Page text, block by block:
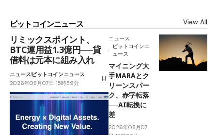
ビットコインニュース View All
リミックスポイント、
BTC運用益1.3億円──貸
借料は元本に組み入れ
ニュースビットコインニュース
2026年08月07日 15時59分
ニュース
ビットコインニ
ュース
マイニング大
手MARAとク
リーンスパー
ク、赤字転落
──AI転換に
差
2026年08月07